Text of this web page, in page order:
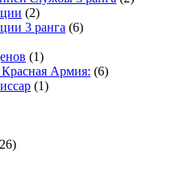
(2)
3 ранга (6)
(1)
Красная Армия: (6)
(1)